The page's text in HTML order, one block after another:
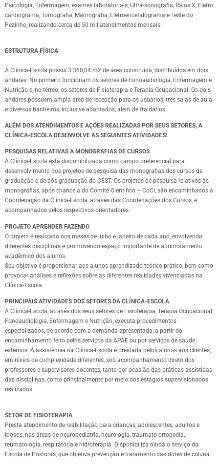
Psicologia, Enfermagem, exames laboratoriais, Ultra-sonografia, Raios X, Eletro
cardiograma, Tomografia, Mamografia, Eletroencefalograma e Teste do
Pezinho, realizando cerca de 50 mil atendimentos mensais.
ESTRUTURA FÍSICA
A Clínica-Escola possui 3.360,04 m2 de área construída, distribuídos em dois
andares. No primeiro funcionam os setores de Fonoaudiologia, Enfermagem e
Nutrição e, no térreo, os setores de Fisioterapia e Terapia Ocupacional. Os dois
andares possuem ampla área de recepção para os usuários, três salas de aula
e diversos banheiros, inclusive adaptados, além de fraldários.
ALÉM DOS ATENDIMENTOS E AÇÕES REALIZADAS POR SEUS SETORES, A
CLÍNICA-ESCOLA DESENVOLVE AS SEGUINTES ATIVIDADES:
PESQUISAS RELATIVAS A MONOGRAFIAS DE CURSOS
A Clínica-Escola está disponibilizada como campo preferencial para
desenvolvimento dos projetos de pesquisa das monografias dos cursos de
graduação e de pós-graduação do CEST. Os projetos de pesquisa relativos às
monografias, após chancela do Comitê Científico – CoCi, são encaminhados à
Coordenação da Clínica-Escola, através das Coordenações dos Cursos, e
acompanhados pelos respectivos orientadores.
PROJETO APRENDER FAZENDO
O projeto é realizado nos meses de julho e janeiro de cada ano, envolvendo
diferentes disciplinas e promovendo espaço importante de aprimoramento
acadêmico dos alunos.
Seu objetivo é proporcionar aos alunos aprendizado teórico-prático, bem como
provocar análises e reflexões sobre as diferentes realidades vivenciadas na
Clínica-Escola.
PRINCIPAIS ATIVIDADES DOS SETORES DA CLÍNICA-ESCOLA
A Clínica-Escola, através dos seus setores de Fisioterapia, Terapia Ocupacional,
Fonoaudiologia, Enfermagem e Nutrição, executa procedimentos
especializados, de acordo com a demanda apresentada, a partir do
encaminhamento feito pelos serviços da APAE ou por serviços de saúde
externos. A assistência na Clínica-Escola é prestada pelos alunos aos clientes,
em níveis de complexidade diferentes, sob acompanhamento direto dos
professores e supervisores docentes, tanto por ocasião das práticas assistidas
das disciplinas, como principalmente por meio dos estágios supervisionados
realizados.
SETOR DE FISIOTERAPIA
Presta atendimento de reabilitação para crianças, adolescentes, adultos e
idosos, nas áreas de neuropediatria, neurologia, traumato-ortopedia,
reumatologia, respiratória e hidroterapia. Disponibiliza ainda o serviço da
Escola de Posturas, que objetiva prevenção e tratamento das dores de coluna.